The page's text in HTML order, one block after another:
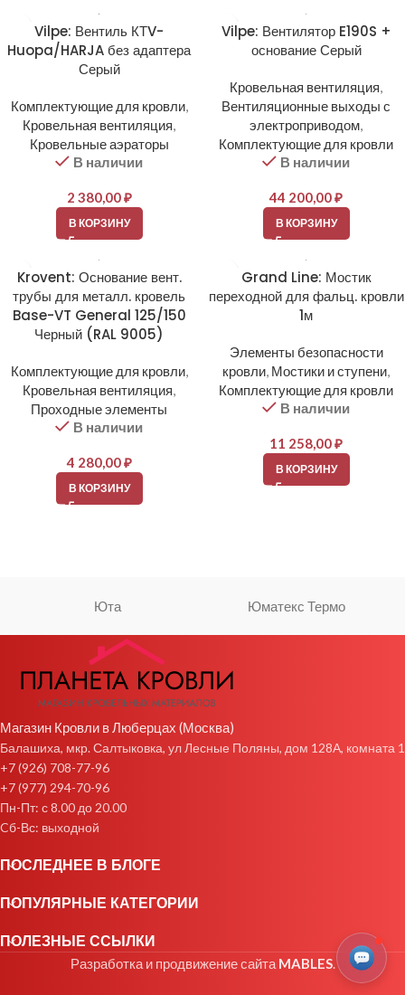
Vilpe: Вентиль КТV-
Huopa/HARJA без адаптера
Серый
Комплектующие для кровли,
Кровельная вентиляция,
Кровельные аэраторы
В наличии
2 380,00₽
В КОРЗИНУ
Vilpe: Вентилятор E190S +
основание Серый
Кровельная вентиляция,
Вентиляционные выходы с
электроприводом,
Комплектующие для кровли
В наличии
44 200,00₽
В КОРЗИНУ
Krovent: Основание вент.
трубы для металл. кровель
Base-VT General 125/150
Черный (RAL 9005)
Комплектующие для кровли,
Кровельная вентиляция,
Проходные элементы
В наличии
4 280,00₽
В КОРЗИНУ
Grand Line: Мостик
переходной для фальц. кровли
1м
Элементы безопасности
кровли, Мостики и ступени,
Комплектующие для кровли
В наличии
11 258,00₽
В КОРЗИНУ
Юта Юматекс Термо
Магазин Кровли в Люберцах (Москва)
Балашиха, мкр. Салтыковка, ул Лесные Поляны, дом 128А, комната 1
+7 (926) 708-77-96
+7 (977) 294-70-96
Пн-Пт: с 8.00 до 20.00
Cб-Вс: выходной
ПОСЛЕДНЕЕ В БЛОГЕ
ПОПУЛЯРНЫЕ КАТЕГОРИИ
ПОЛЕЗНЫЕ ССЫЛКИ
Разработка и продвижение сайтаMABLES.